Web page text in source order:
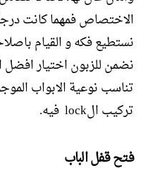
الاختصاص فمهما كانت
نستطيع فكه و القيام
نضمن للزبون اختيار افضل
تناسب نوعية الابواب
تركيب الlock فيه.
فتح قفل الباب